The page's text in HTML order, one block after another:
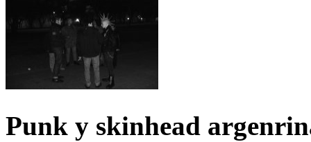
Punk y skinhead